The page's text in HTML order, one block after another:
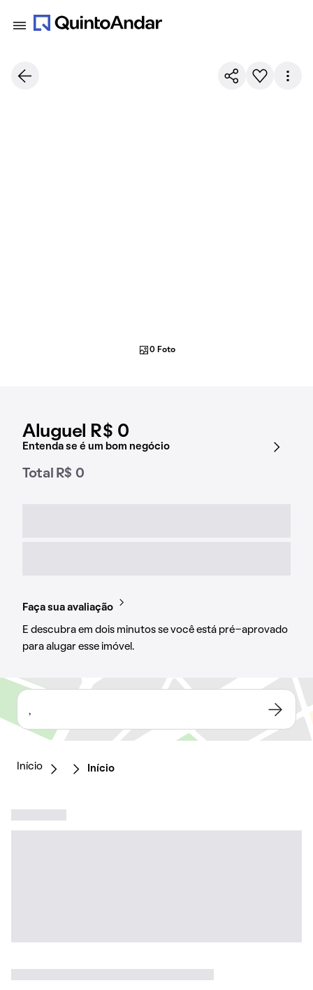
Aluguel R$ 0
Entenda se é um bom negócio
Total R$ 0
Faça sua avaliação
E descubra em dois minutos se você está pré-aprovado
para alugar esse imóvel.
0 Foto
,
Início Início